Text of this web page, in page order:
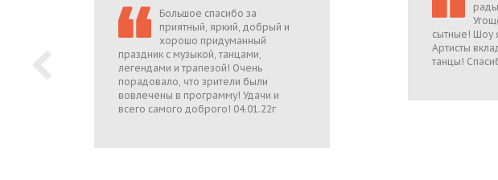
Большое спасибо за
приятный, яркий, добрый и
хорошо придуманный
праздник с музыкой, танцами,
легендами и трапезой! Очень
порадовало, что зрители были
вовлечены в программу! Удачи и
всего самого доброго! 04.01.22г
сытные! Шоу
Артисты
танцы!